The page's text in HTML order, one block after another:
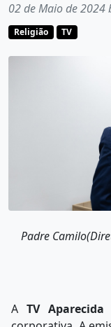
02 de Maio de 2024
Religião TV
Padre
A TV Aparecida